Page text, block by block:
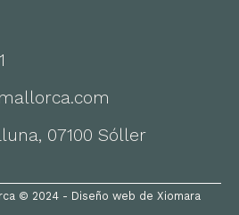
07100 Sóller
© 2024 - Diseño web de Xiomara